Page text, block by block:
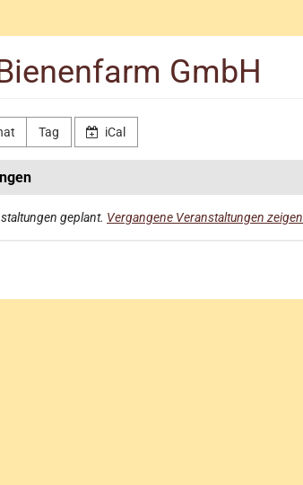
GmbH
Tag iCal
geplant. Vergangene Veranstaltungen zeigen